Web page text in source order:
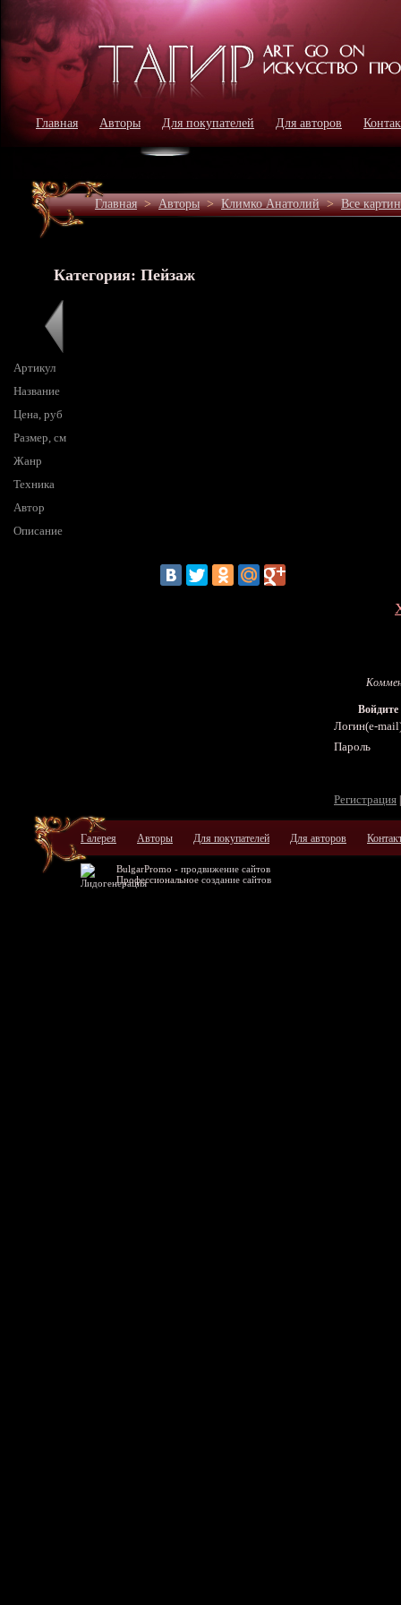
Главная Авторы Для покупателей Для авторов
Главная>Авторы>Климко Анатолий>Все
Категория: Пейзаж
Артикул
Название
Цена, руб
Размер, см
Жанр
Техника
Автор
Описание
Логин(e-
Пароль
Регистрация
Галерея Авторы Для покупателей Для авторов
BulgarPromo - продвижение сайтов
Профессиональное создание сайтов